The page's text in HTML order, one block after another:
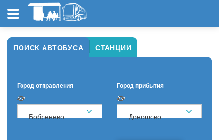
ПОИСК АВТОБУСА СТАНЦИИ
Город отправления
Бобренево
Город прибытия
Доношово